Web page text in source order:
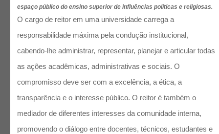
espaço público do ensino superior de influências políticas e religiosas.
O cargo de reitor em uma universidade carrega a
responsabilidade máxima pela condução institucional,
cabendo-lhe administrar, representar, planejar e articular todas
as ações acadêmicas, administrativas e sociais. O
compromisso deve ser com a excelência, a ética, a
transparência e o interesse público. O reitor é também o
mediador de diferentes interesses da comunidade interna,
promovendo o diálogo entre docentes, técnicos, estudantes e